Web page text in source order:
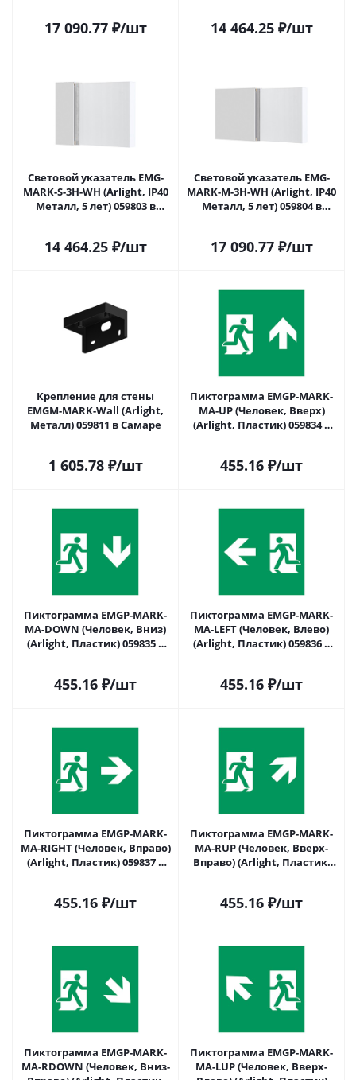
17 090.77₽/шт 14 464.25₽/шт
Световой указатель EMG-
MARK-S-3H-WH (Arlight, IP40
Металл, 5 лет) 059803 в
14 464.25₽/шт
Световой указатель EMG-
MARK-M-3H-WH (Arlight, IP40
Металл, 5 лет) 059804 в
17 090.77₽/шт
Крепление для стены
EMGM-MARK-Wall (Arlight,
Металл) 059811 в Самаре
1 605.78₽/шт
Пиктограмма EMGP-MARK-
MA-UP (Человек, Вверх)
(Arlight, Пластик) 059834 в
455.16 ₽/шт
Пиктограмма EMGP-MARK-
MA-DOWN (Человек, Вниз)
(Arlight, Пластик) 059835 в
455.16 ₽/шт
Пиктограмма EMGP-MARK-
MA-LEFT (Человек, Влево)
(Arlight, Пластик) 059836 в
455.16 ₽/шт
Пиктограмма EMGP-MARK-
MA-RIGHT (Человек, Вправо)
(Arlight, Пластик) 059837 в
455.16 ₽/шт
Пиктограмма EMGP-MARK-
MA-RUP (Человек, Вверх-
Вправо) (Arlight, Пластик)
455.16 ₽/шт
Пиктограмма EMGP-MARK-
MA-RDOWN (Человек, Вниз-
Пиктограмма EMGP-MARK-
MA-LUP (Человек, Вверх-